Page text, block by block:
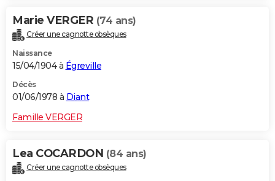
Marie VERGER (74 ans)
Créer une cagnotte obsèques
Naissance
15/04/1904 à Égreville
Décès
01/06/1978 à Diant
Famille VERGER
Lea COCARDON (84 ans)
Créer une cagnotte obsèques